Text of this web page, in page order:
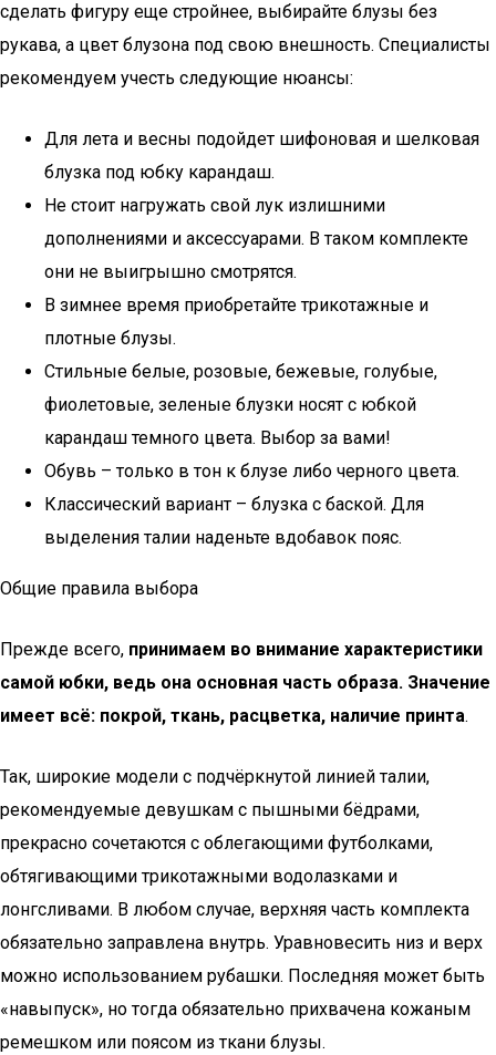
сделать фигуру еще стройнее, выбирайте блузы без
рукава, а цвет блузона под свою внешность. Специалисты
рекомендуем учесть следующие нюансы:
Для лета и весны подойдет шифоновая и шелковая
блузка под юбку карандаш.
Не стоит нагружать свой лук излишними
дополнениями и аксессуарами. В таком комплекте
они не выигрышно смотрятся.
В зимнее время приобретайте трикотажные и
плотные блузы.
Стильные белые, розовые, бежевые, голубые,
фиолетовые, зеленые блузки носят с юбкой
карандаш темного цвета. Выбор за вами!
Обувь – только в тон к блузе либо черного цвета.
Классический вариант – блузка с баской. Для
выделения талии наденьте вдобавок пояс.
Общие правила выбора
Прежде всего, принимаем во внимание характеристики
самой юбки, ведь она основная часть образа. Значение
имеет всё: покрой, ткань, расцветка, наличие принта.
Так, широкие модели с подчёркнутой линией талии,
рекомендуемые девушкам с пышными бёдрами,
прекрасно сочетаются с облегающими футболками,
обтягивающими трикотажными водолазками и
лонгсливами. В любом случае, верхняя часть комплекта
обязательно заправлена внутрь. Уравновесить низ и верх
можно использованием рубашки. Последняя может быть
«навыпуск», но тогда обязательно прихвачена кожаным
ремешком или поясом из ткани блузы.